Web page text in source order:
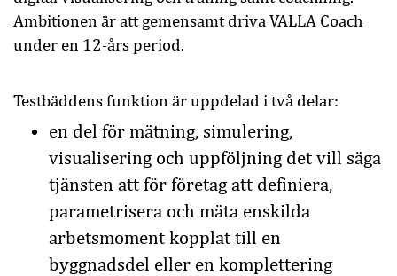
Ambitionen är att gemensamt driva VALLA Coach
under en 12-års period.
Testbäddens funktion är uppdelad i två delar:
en del för mätning, simulering,
visualisering och uppföljning det vill säga
tjänsten att för företag att definiera,
parametrisera och mäta enskilda
arbetsmoment kopplat till en
byggnadsdel eller en komplettering